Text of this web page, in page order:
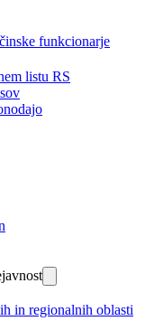
funkcionarje
listu RS
in regionalnih oblasti